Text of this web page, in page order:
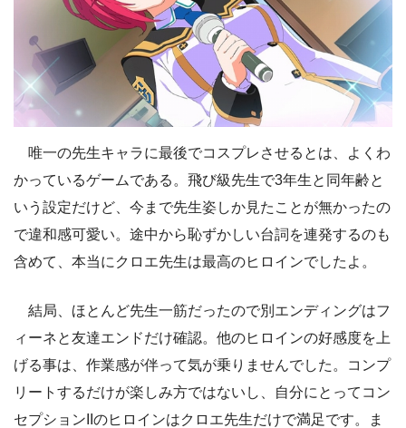
唯一の先生キャラに最後でコスプレさせるとは、よくわ
かっているゲームである。飛び級先生で3年生と同年齢と
いう設定だけど、今まで先生姿しか見たことが無かったの
で違和感可愛い。途中から恥ずかしい台詞を連発するのも
含めて、本当にクロエ先生は最高のヒロインでしたよ。
結局、ほとんど先生一筋だったので別エンディングはフ
ィーネと友達エンドだけ確認。他のヒロインの好感度を上
げる事は、作業感が伴って気が乗りませんでした。コンプ
リートするだけが楽しみ方ではないし、自分にとってコン
セプションIIのヒロインはクロエ先生だけで満足です。ま